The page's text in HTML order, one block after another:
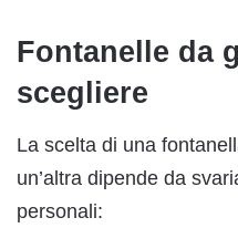
Fontanelle da
scegliere
La scelta di una
un’altra dipende da
personali: